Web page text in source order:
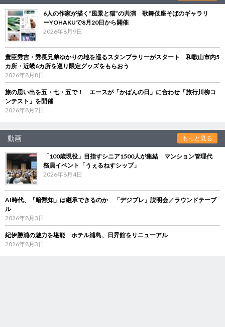
6人の作家が描く“風景と猫”の共演 歌舞伎座そばのギャラリ
ーYOHAKUで8月20日から開催
2026年8月9日
豊臣秀吉・秀長兄弟ゆかりの地を巡るスタンプラリーがスタート 和歌山市内5
カ所・近畿6カ所を巡り限定グッズをもらおう
2026年8月8日
旅の思い出を五・七・五で！ エースが「かばんの日」に合わせ「旅行川柳コ
ンテスト」を開催
2026年8月7日
動画 もっと見る
「100歳現役」目指すシニア1500人が集結 マンション管理代
務員イベント「うぇるねすシップ」
2026年8月4日
AI時代、「暗黙知」は継承できるのか 「デジブレ」説明会／ラウンドテーブ
ル
2026年8月3日
紀伊勝浦の魅力を堪能 ホテル浦島、日昇館をリニューアル
2026年8月3日